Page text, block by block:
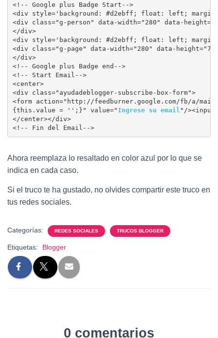
<!-- Google plus Badge Start-->
<div style='background: #d2ebff; float: left; margin:
<div class="g-person" data-width="280" data-
</div>
<div style='background: #d2ebff; float: left;
<div class="g-page" data-width="280" data-
</div>
<!-- Google plus Badge end-->
<!-- Start Email-->
<center>
<div class="ayudadeblogger-subscribe-box-form">
<form action="http://feedburner.google.com/fb/a/
{this.value = '';}" value=" Ingrese su email "/><input
</center></div>
<!-- Fin del Email-->
Ahora reemplaza lo resaltado en color azul por lo que se
indica en cada caso.
Si el truco te ha gustado, no olvides compartir este truco en
tus redes sociales.
Categorías: REDES SOCIALES TRUCOS BLOGGER
Etiquetas: Blogger
0 comentarios